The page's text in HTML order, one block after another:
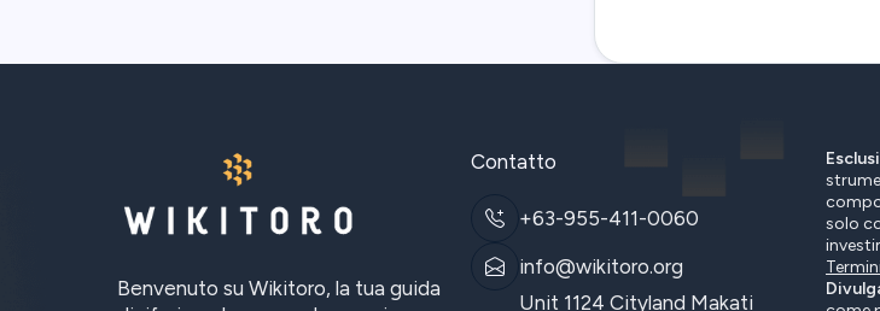
Benvenuto su Wikitoro, la tua guida
Contatto
+63-955-411-0060
info@wikitoro.org
Unit 1124 Cityland Makati
solo